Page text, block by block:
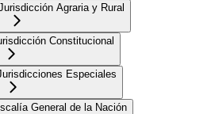
Agraria y Rural
Constitucional
Especiales
General de la Nación